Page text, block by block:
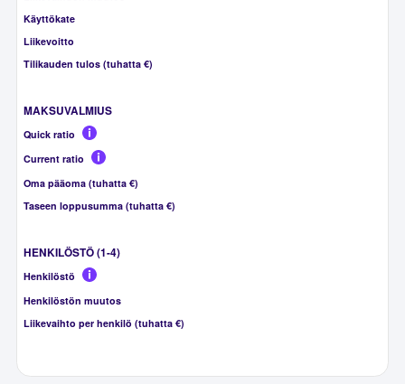
Käyttökate
Liikevoitto
Tilikauden tulos (tuhatta €)
MAKSUVALMIUS
Quick ratio
Current ratio
Oma pääoma (tuhatta €)
Taseen loppusumma (tuhatta €)
HENKILÖSTÖ (1-4)
Henkilöstö
Henkilöstön muutos
Liikevaihto per henkilö (tuhatta €)